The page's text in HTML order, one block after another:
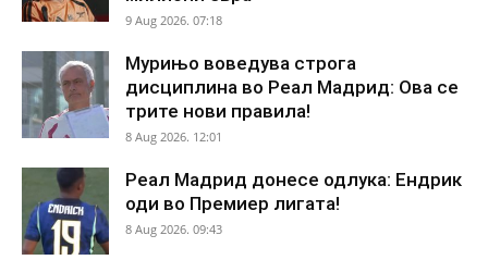
9 Aug 2026. 07:18
Мурињо воведува строга
дисциплина во Реал Мадрид: Ова се
трите нови правила!
8 Aug 2026. 12:01
Реал Мадрид донесе одлука: Ендрик
оди во Премиер лигата!
8 Aug 2026. 09:43